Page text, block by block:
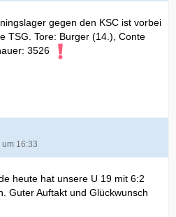
gegen den KSC ist vorbei
TSG. Tore: Burger (14.), Conte
3526
um 16:33
heute hat unsere U 19 mit 6:2
Guter Auftakt und Glückwunsch